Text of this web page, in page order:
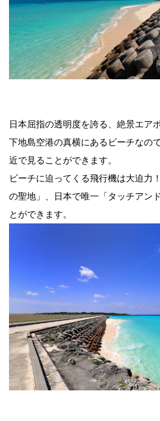
日本屈指の透明度を誇る、絶景エア
下地島空港の真横にあるビーチなの
近で見ることができます。
ビーチに迫ってくる飛行機は大迫力
の聖地」、日本で唯一「タッチアン
とができます。